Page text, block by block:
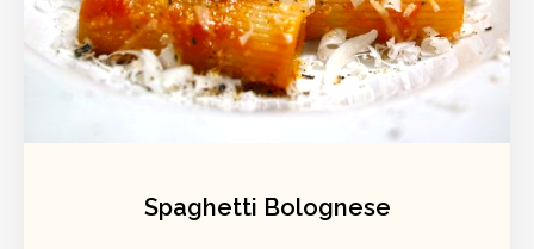
Spaghetti Bolognese